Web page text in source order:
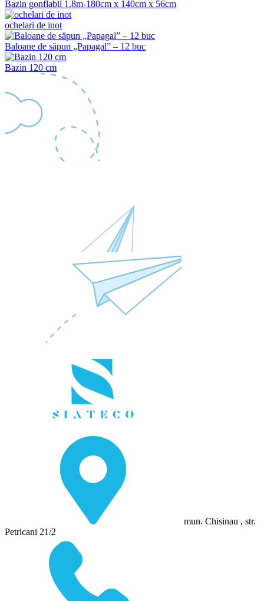
Bazin gonflabil 1.8m-180cm x 140cm x 56cm
ochelari de inot
Baloane de săpun „Papagal” – 12 buc
Bazin 120 cm
mun. Chisinau , str.
Petricani 21/2